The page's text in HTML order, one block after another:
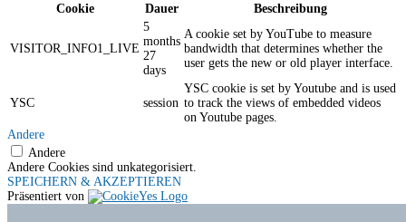
Cookie
Dauer Beschreibung
VISITOR_INFO1_LIVE
5
months
27
days
A cookie set by YouTube to measure
bandwidth that determines whether the
user gets the new or old player interface.
YSC session
YSC cookie is set by Youtube and is used
to track the views of embedded videos
on Youtube pages.
Andere
Andere
Andere Cookies sind unkategorisiert.
SPEICHERN & AKZEPTIEREN
Präsentiert von